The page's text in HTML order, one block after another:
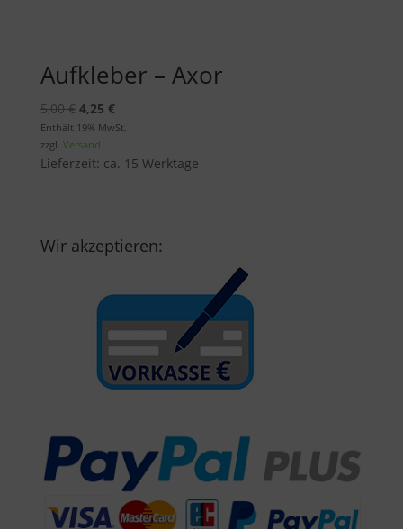
Aufkleber – Axor
5,00€ Ursprünglicher
Preis
war:
5,00 €
4,25 €Aktueller
Preis
4,25 €.
Enthält 19% MwSt.
zzgl. Versand
Lieferzeit: ca. 15 Werktage
Wir akzeptieren: